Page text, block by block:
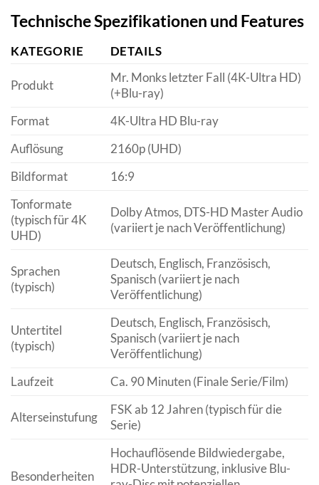
Technische Spezifikationen und Features
KATEGORIE DETAILS
Produkt
Mr. Monks letzter Fall (4K-Ultra HD)
(+Blu-ray)
Format
4K-Ultra HD Blu-ray
Auflösung
2160p (UHD)
Bildformat
16:9
Tonformate
(typisch für 4K
UHD)
Dolby Atmos, DTS-HD Master Audio
(variiert je nach Veröffentlichung)
Sprachen
(typisch)
Deutsch, Englisch, Französisch,
Spanisch (variiert je nach
Veröffentlichung)
Untertitel
(typisch)
Deutsch, Englisch, Französisch,
Spanisch (variiert je nach
Veröffentlichung)
Laufzeit
Ca. 90 Minuten (Finale Serie/Film)
Alterseinstufung
FSK ab 12 Jahren (typisch für die
Serie)
Besonderheiten
Hochauflösende Bildwiedergabe,
HDR-Unterstützung, inklusive Blu-